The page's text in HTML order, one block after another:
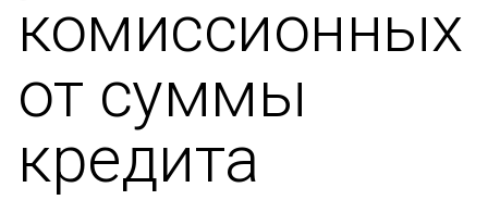
комиссионных
от суммы
кредита